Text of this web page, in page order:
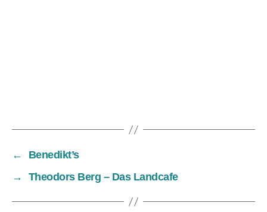
←
Benedikt’s
→
Theodors Berg – Das Landcafe